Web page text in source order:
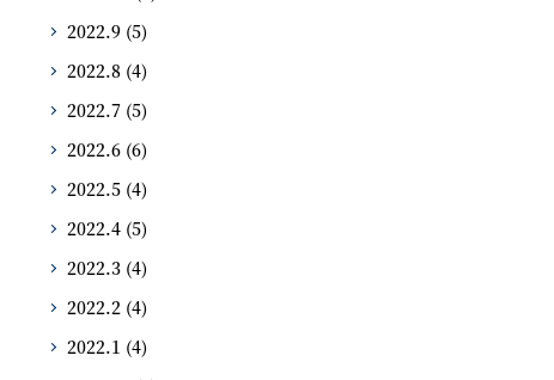
2022.9 (5)
2022.8 (4)
2022.7 (5)
2022.6 (6)
2022.5 (4)
2022.4 (5)
2022.3 (4)
2022.2 (4)
2022.1 (4)